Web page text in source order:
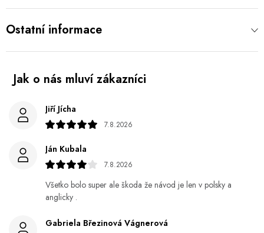
Ostatní informace
Jiří Jícha
7.8.2026
Ján Kubala
7.8.2026
Všetko bolo super ale škoda že návod je len v polsky a
anglicky .
Gabriela Březinová Vágnerová